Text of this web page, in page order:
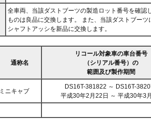
全車両、当該ダストブーツの製造ロット番号を確認
ものは良品に交換します。 また、当該ダストブー
シャフトアッシを新品に交換します。
通称名
リコール対象車の車台番号
（シリアル番号）の
範囲及び製作期間
ミニキャブ
DS16T-381822 ～ DS16T-
平成30年2月22日 ～ 平成30年3